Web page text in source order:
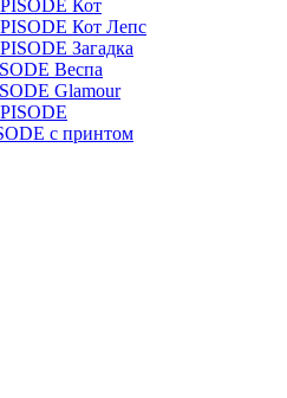
Кот
Кот Лепс
Загадка
Веспа
Glamour
с принтом